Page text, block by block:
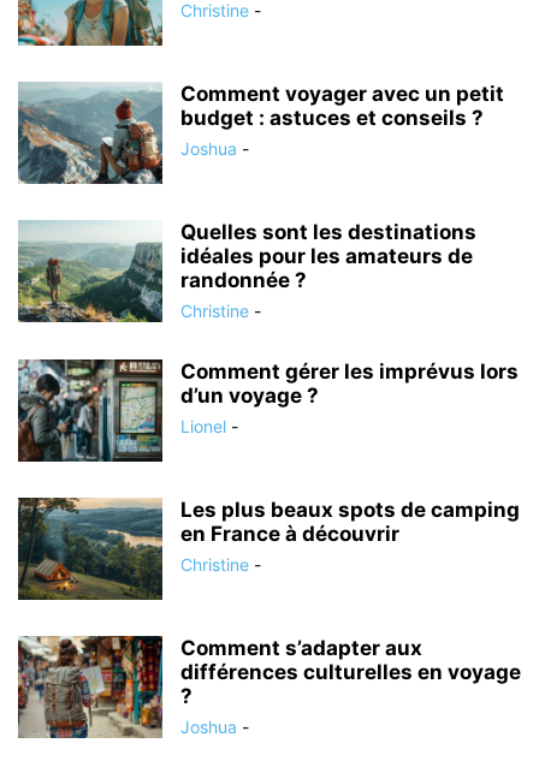
Christine -
Comment voyager avec un petit
budget : astuces et conseils ?
Joshua -
Quelles sont les destinations
idéales pour les amateurs de
randonnée ?
Christine -
Comment gérer les imprévus lors
d’un voyage ?
Lionel -
Les plus beaux spots de camping
en France à découvrir
Christine -
Comment s’adapter aux
différences culturelles en voyage
?
Joshua -